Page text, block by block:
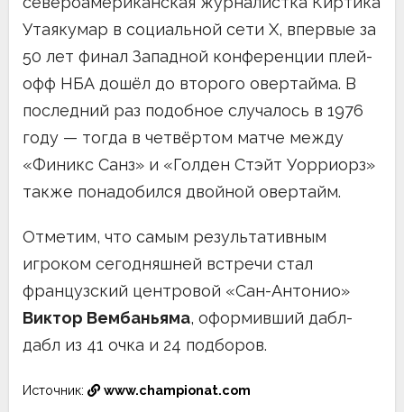
Утаякумар в социальной сети X, впервые за
50 лет финал Западной конференции плей-
офф НБА дошёл до второго овертайма. В
последний раз подобное случалось в 1976
году — тогда в четвёртом матче между
«Финикс Санз» и «Голден Стэйт Уорриорз»
также понадобился двойной овертайм.
Отметим, что самым результативным
игроком сегодняшней встречи стал
французский центровой «Сан-Антонио»
Виктор Вембаньяма, оформивший дабл-
дабл из 41 очка и 24 подборов.
Источник: www.championat.com